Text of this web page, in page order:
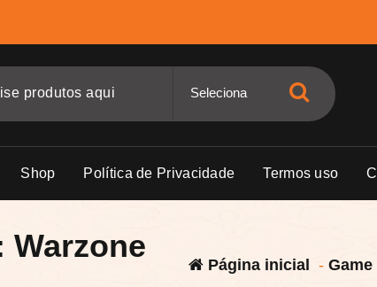
Shop Política de Privacidade Termos uso
Warzone
Página inicial -Game